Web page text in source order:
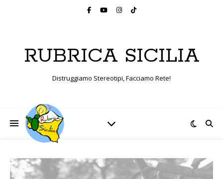
RUBRICA SICILIA
Distruggiamo Stereotipi, Facciamo Rete!